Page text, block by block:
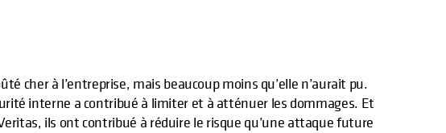
cher à l’entreprise, mais beaucoup moins qu’elle n’aurait pu.
interne a contribué à limiter et à atténuer les dommages. Et
ils ont contribué à réduire le risque qu’une attaque future